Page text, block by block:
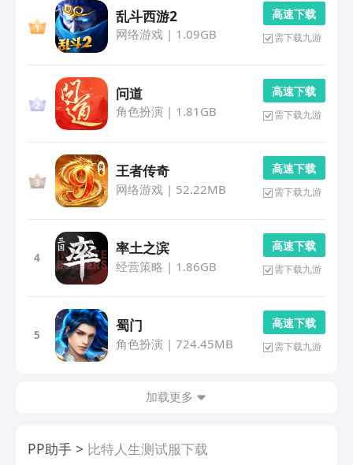
乱斗西游2
网络游戏| 1.09GB
高 速 下 载
需下载九游
问道
角色扮演 | 1.81GB
高 速 下 载
需下载九游
王者传奇
网络游戏| 52.22MB
高 速 下 载
需下载九游
4
率土之滨
经营策略 | 1.86GB
高 速 下 载
需下载九游
5
蜀门
角色扮演 | 724.45MB
高 速 下 载
需下载九游
加载更多
PP助手 比特人生测试服下载